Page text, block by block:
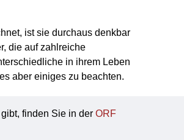
ist sie durchaus denkbar
die auf zahlreiche
in ihrem Leben
aber einiges zu beachten.
finden Sie in der ORF